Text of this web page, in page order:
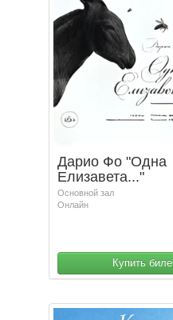
Дарио Фо "Одна
Елизавета..."
Основной зал
Онлайн
Купить